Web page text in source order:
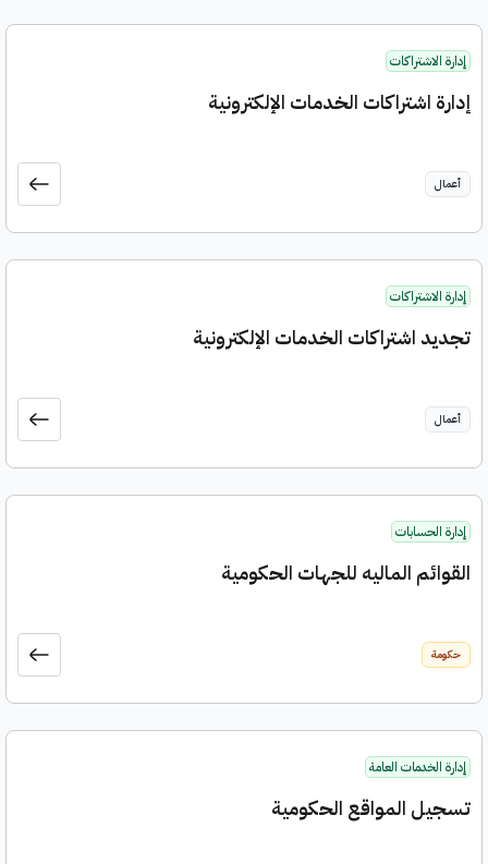
إدارة الاشتراكات
إدارة اشتراكات الخدمات الإلكترونية
أعمال
إدارة الاشتراكات
تجديد اشتراكات الخدمات الإلكترونية
أعمال
إدارة الحسابات
القوائم الماليه للجهات الحكومية
حكومة
إدارة الخدمات العامة
تسجيل المواقع الحكومية